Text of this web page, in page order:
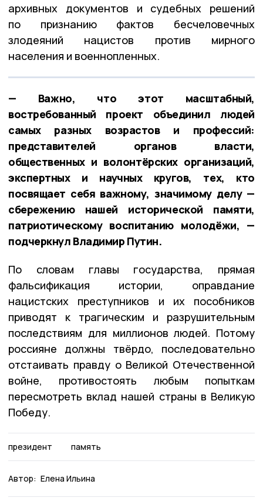
архивных документов и судебных решений
по признанию фактов бесчеловечных
злодеяний нацистов против мирного
населения и военнопленных.
— Важно, что этот масштабный,
востребованный проект объединил людей
самых разных возрастов и профессий:
представителей органов власти,
общественных и волонтёрских организаций,
экспертных и научных кругов, тех, кто
посвящает себя важному, значимому делу —
сбережению нашей исторической памяти,
патриотическому воспитанию молодёжи, —
подчеркнул Владимир Путин.
По словам главы государства, прямая
фальсификация истории, оправдание
нацистских преступников и их пособников
приводят к трагическим и разрушительным
последствиям для миллионов людей. Потому
россияне должны твёрдо, последовательно
отстаивать правду о Великой Отечественной
войне, противостоять любым попыткам
пересмотреть вклад нашей страны в Великую
Победу.
президент память
Автор: Елена Ильина